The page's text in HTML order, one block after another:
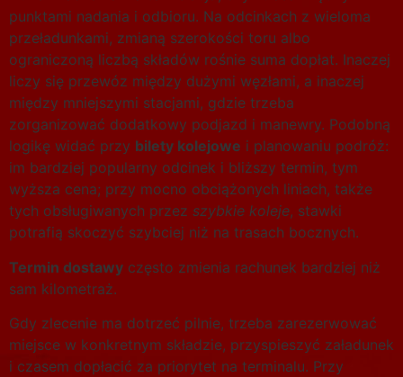
punktami nadania i odbioru. Na odcinkach z wieloma
przeładunkami, zmianą szerokości toru albo
ograniczoną liczbą składów rośnie suma dopłat. Inaczej
liczy się przewóz między dużymi węzłami, a inaczej
między mniejszymi stacjami, gdzie trzeba
zorganizować dodatkowy podjazd i manewry. Podobną
logikę widać przy bilety kolejowe i planowaniu podróż:
im bardziej popularny odcinek i bliższy termin, tym
wyższa cena; przy mocno obciążonych liniach, także
tych obsługiwanych przez szybkie koleje, stawki
potrafią skoczyć szybciej niż na trasach bocznych.
Termin dostawy często zmienia rachunek bardziej niż
sam kilometraż.
Gdy zlecenie ma dotrzeć pilnie, trzeba zarezerwować
miejsce w konkretnym składzie, przyspieszyć załadunek
i czasem dopłacić za priorytet na terminalu. Przy